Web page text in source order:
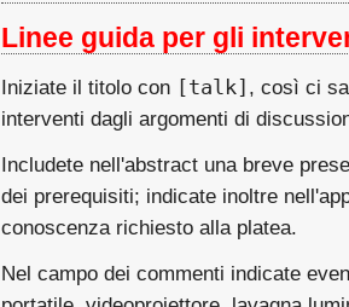
Linee guida per gli
Iniziate il titolo con [talk] , così ci
interventi dagli argomenti di
Includete nell'abstract una breve
dei prerequisiti; indicate inoltre
conoscenza richiesto alla platea.
Nel campo dei commenti indicate